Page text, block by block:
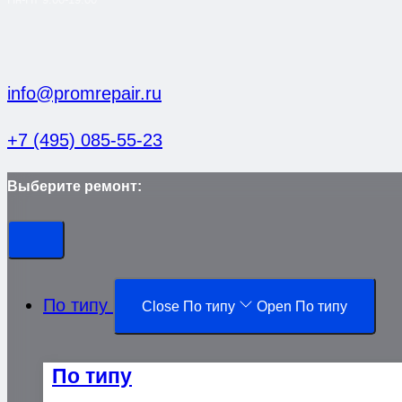
info@promrepair.ru
+7 (495) 085-55-23
Выберите ремонт:
По типу Close По типу Open По типу
По типу